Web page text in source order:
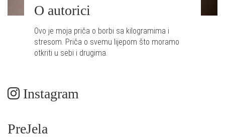
O autorici
Ovo je moja priča o borbi sa kilogramima i
stresom. Priča o svemu lijepom što moramo
otkriti u sebi i drugima.
Instagram
PreJela